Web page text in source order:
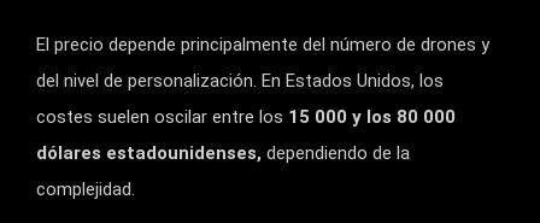
El precio depende principalmente del número de drones y
del nivel de personalización. En Estados Unidos, los
costes suelen oscilar entre los 15 000 y los 80 000
dólares estadounidenses, dependiendo de la
complejidad.